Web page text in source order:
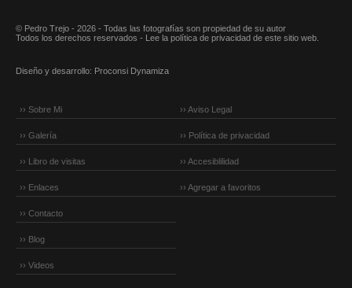
© Pedro Trejo - 2026 - Todas las fotografías son propiedad de su autor
Todos los derechos reservados - Lee la política de privacidad de este sitio web.
Diseño y desarrollo: Proconsi Dynamiza
›› Sobre Mi
›› Galería
›› Libro de visitas
›› Enlaces
›› Contacto
›› Blog
›› Videos
›› Aviso Legal
›› Política de privacidad
›› Accesiblilidad
›› Agregar a favoritos